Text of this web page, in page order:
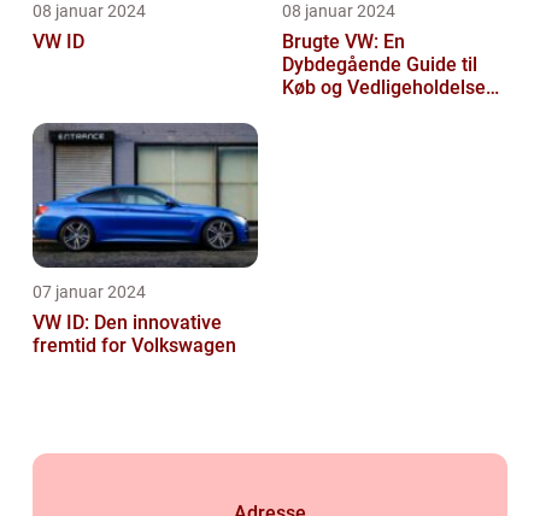
08 januar 2024
VW ID
08 januar 2024
Brugte VW: En
Dybdegående Guide til
Køb og Vedligeholdelse
07 januar 2024
VW ID: Den innovative
fremtid for Volkswagen